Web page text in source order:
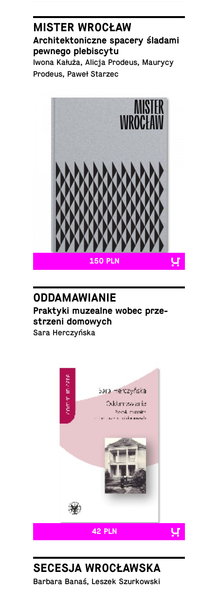
MISTER WROCŁAW
Ar­chi­tek­to­nicz­ne spacery śladami
pewnego plebiscytu
Iwona Kałuża, Alicja Prodeus, Maurycy
Prodeus, Paweł Starzec
150 PLN
ODDAMAWIANIE
Prak­ty­ki mu­ze­al­ne wobec prze­
strze­ni domowych
Sara Herczyńska
42 PLN
SECESJA WROCŁAWSKA
Barbara Banaś, Leszek Szurkowski